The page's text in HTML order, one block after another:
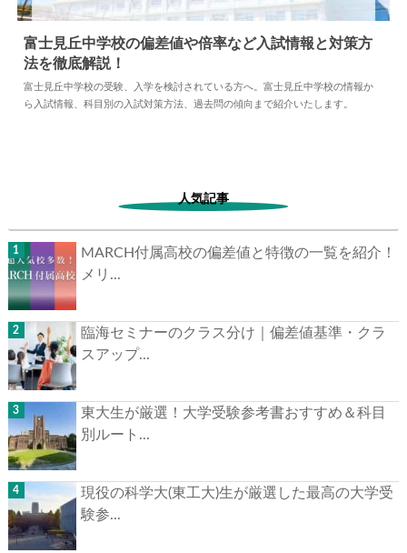
中学情報 2024.04.02
富士見丘中学校の偏差値や倍率など入試情報と対策方
法を徹底解説！
富士見丘中学校の受験、入学を検討されている方へ。富士見丘中学校の情報か
ら入試情報、科目別の入試対策方法、過去問の傾向まで紹介いたします。
人気記事
MARCH付属高校の偏差値と特徴の一覧を紹介！
メリ...
臨海セミナーのクラス分け｜偏差値基準・クラ
スアップ...
東大生が厳選！大学受験参考書おすすめ＆科目
別ルート...
現役の科学大(東工大)生が厳選した最高の大学受
験参...